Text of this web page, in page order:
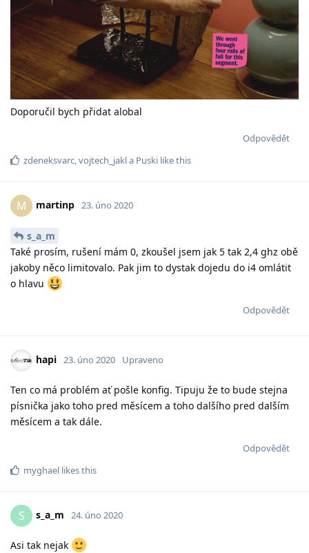
Doporučil bych přidat alobal
Odpovědět
zdeneksvarc,vojtech_jakla Puski like this
M martinp 23. úno 2020
s_a_m
Také prosím, rušení mám 0, zkoušel jsem jak 5 tak 2,4 ghz obě
jakoby něco limitovalo. Pak jim to dystak dojedu do i4 omlátit
o hlavu
Odpovědět
hapi 23. úno 2020 Upraveno
Ten co má problém ať pošle konfig. Tipuju že to bude stejna
písnička jako toho pred měsícem a toho dalšího pred dalším
měsícem a tak dále.
Odpovědět
myghael likes this
S s_a_m 24. úno 2020
Asi tak nejak